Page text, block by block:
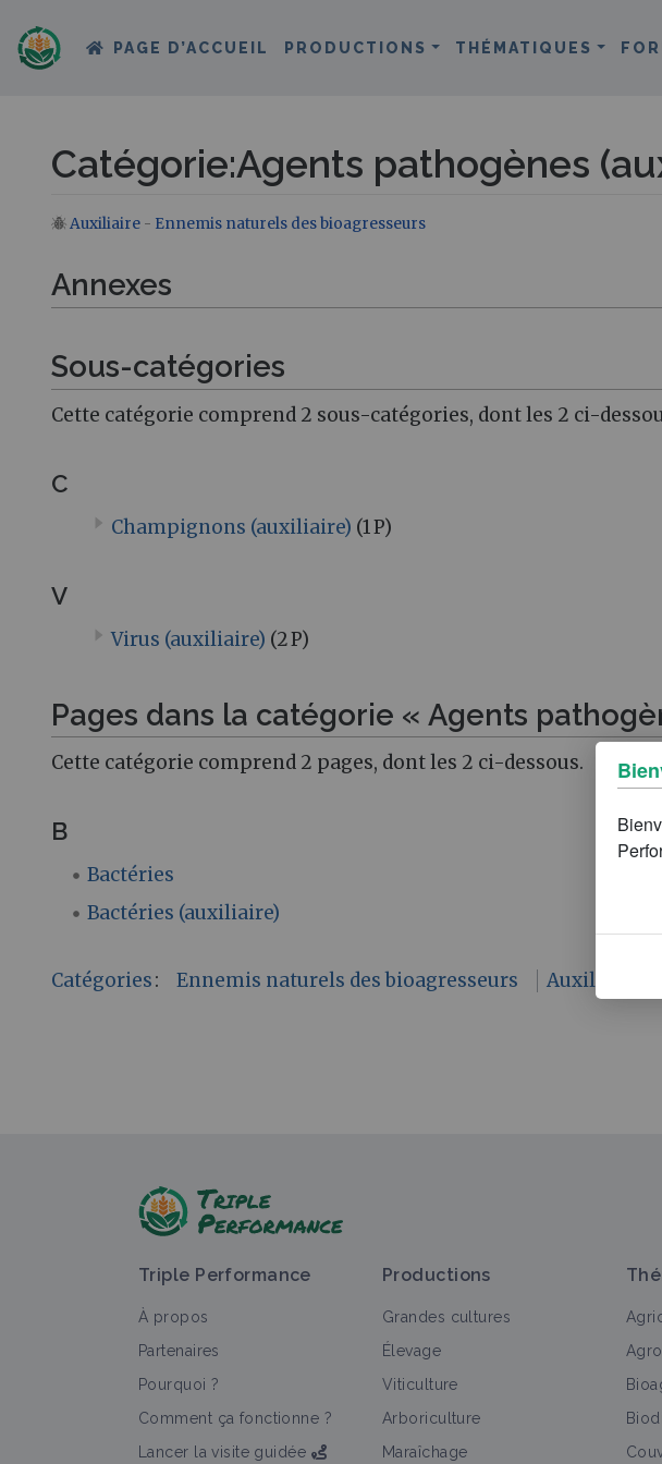
PAGE D’ACCUEIL PRODUCTIONS THÉMATIQUES
Catégorie:Agents pathogènes
Aller à :navigation,rechercher
Auxiliaire - Ennemis naturels des bioagresseurs
Annexes
Sous-catégories
Cette catégorie comprend 2 sous-catégories, dont les 2 ci-
C
Champignons (auxiliaire) (1 P)
V
Virus (auxiliaire) (2 P)
Pages dans la catégorie « Agents
Cette catégorie comprend 2 pages, dont les 2 ci-dessous.
B
Bactéries
Bactéries (auxiliaire)
Catégories: Ennemis naturels des bioagresseurs Auxiliaires
Triple Performance
À propos
Partenaires
Pourquoi ?
Comment ça fonctionne ?
Lancer la visite guidée
Productions
Grandes cultures
Élevage
Viticulture
Arboriculture
Maraîchage